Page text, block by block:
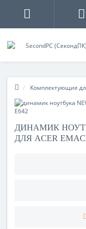
Комплектующие
ДИНАМИК
ДЛЯ ACER